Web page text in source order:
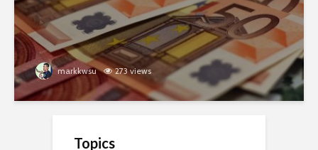
markkwsu 273 views
Topics